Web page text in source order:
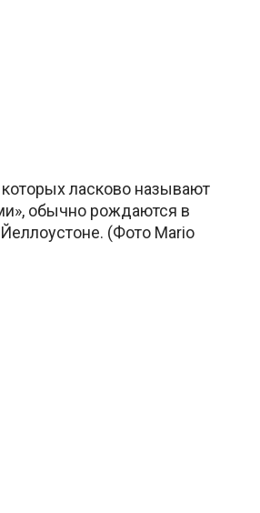
ласково называют
обычно рождаются в
(Фото Mario